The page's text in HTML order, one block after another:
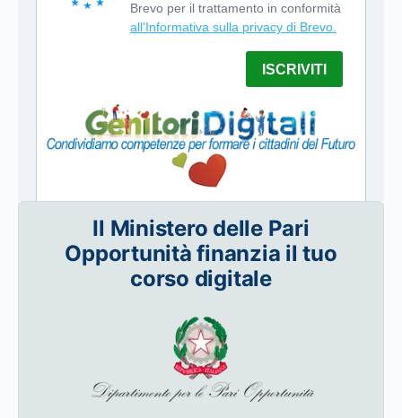
Il Ministero delle Pari
Opportunità finanzia il tuo
corso digitale